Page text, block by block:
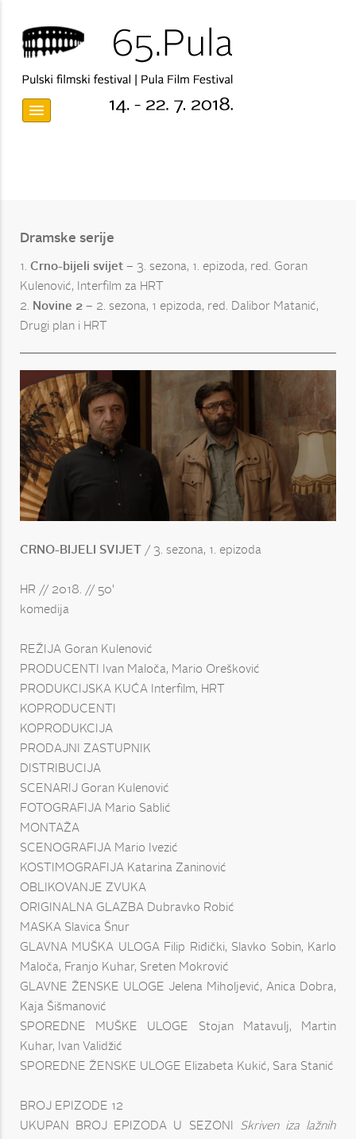
Dramske serije
1. Crno-bijeli svijet – 3. sezona, 1. epizoda, red. Goran
Kulenović, Interfilm za HRT
2. Novine 2 – 2. sezona, 1 epizoda, red. Dalibor Matanić,
Drugi plan i HRT
CRNO-BIJELI SVIJET / 3. sezona, 1. epizoda
HR // 2018. // 50'
komedija
REŽIJA Goran Kulenović
PRODUCENTI Ivan Maloča, Mario Orešković
PRODUKCIJSKA KUĆA Interfilm, HRT
KOPRODUCENTI
KOPRODUKCIJA
PRODAJNI ZASTUPNIK
DISTRIBUCIJA
SCENARIJ Goran Kulenović
FOTOGRAFIJA Mario Sablić
MONTAŽA
SCENOGRAFIJA Mario Ivezić
KOSTIMOGRAFIJA Katarina Zaninović
OBLIKOVANJE ZVUKA
ORIGINALNA GLAZBA Dubravko Robić
MASKA Slavica Šnur
GLAVNA MUŠKA ULOGA Filip Riđički, Slavko Sobin, Karlo
Maloča, Franjo Kuhar, Sreten Mokrović
GLAVNE ŽENSKE ULOGE Jelena Miholjević, Anica Dobra,
Kaja Šišmanović
SPOREDNE MUŠKE ULOGE Stojan Matavulj, Martin
Kuhar, Ivan Validžić
SPOREDNE ŽENSKE ULOGE Elizabeta Kukić, Sara Stanić
BROJ EPIZODE 12
UKUPAN BROJ EPIZODA U SEZONI Skriven iza lažnih